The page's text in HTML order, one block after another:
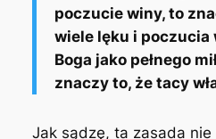
poczucie winy, to
wiele lęku i
Boga jako pełnego
znaczy to, że tacy
Jak sądzę, ta zasada nie